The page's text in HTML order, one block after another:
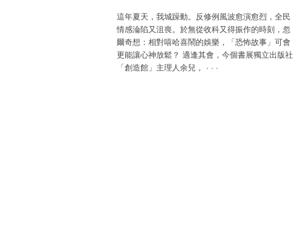
這年夏天，我城躁動。反修例風波愈演愈烈，全民
情感淪陷又沮喪。於無從收科又得振作的時刻，忽
爾奇想：相對嘻哈喜鬧的娛樂，「恐怖故事」可會
更能讓心神放鬆？ 適逢其會，今個書展獨立出版社
「創造館」主理人余兒， · · ·